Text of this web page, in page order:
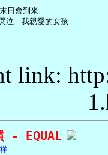
日會到來
link:
- EQUAL